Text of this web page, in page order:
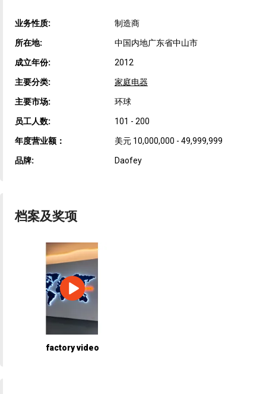
业务性质: 制造商
所在地: 中国内地广东省中山市
成立年份: 2012
主要分类: 家庭电器
主要市场: 环球
员工人数: 101 - 200
年度营业额： 美元 10,000,000 - 49,999,999
品牌: Daofey
档案及奖项
factory video